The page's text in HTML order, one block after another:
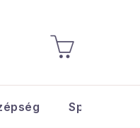
KOSÁR
Sport és